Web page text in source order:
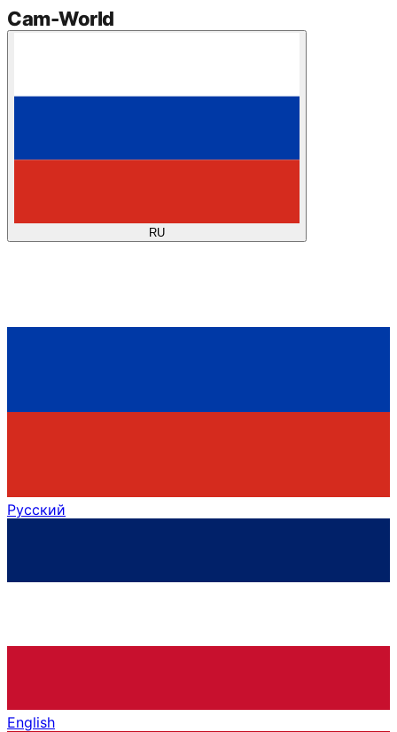
Cam-World
RU
Русский
English